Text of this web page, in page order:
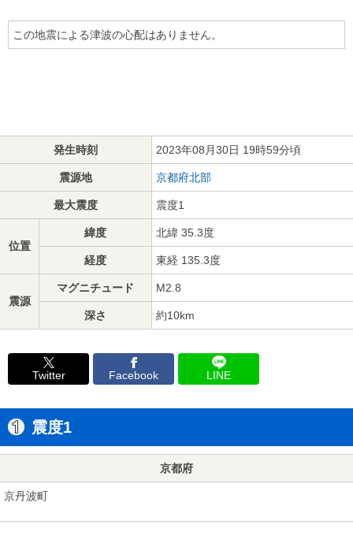
この地震による津波の心配はありません。
発生時刻 2023年08月30日 19時59分頃
震源地 京都府北部
最大震度 震度1
位置
緯度 北緯 35.3度
経度 東経 135.3度
震源
マグニチュード M2.8
深さ 約10km
Twitter Facebook LINE
震度1
京都府
京丹波町